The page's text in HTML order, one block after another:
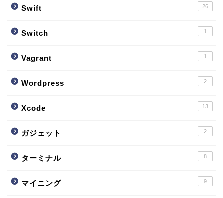
Swift 26
Switch 1
Vagrant 1
Wordpress 2
Xcode 13
ガジェット 2
ターミナル 8
マイニング 9